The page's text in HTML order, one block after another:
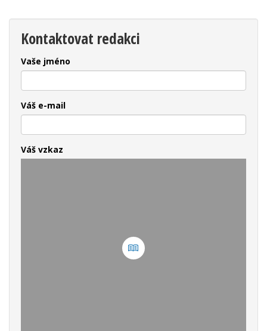
Kontaktovat redakci
Vaše jméno
Váš e-mail
Váš vzkaz